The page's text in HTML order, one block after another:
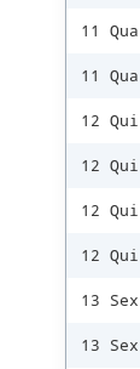
11 Qua
11 Qua
12 Qui
12 Qui
12 Qui
12 Qui
13 Sex
13 Sex